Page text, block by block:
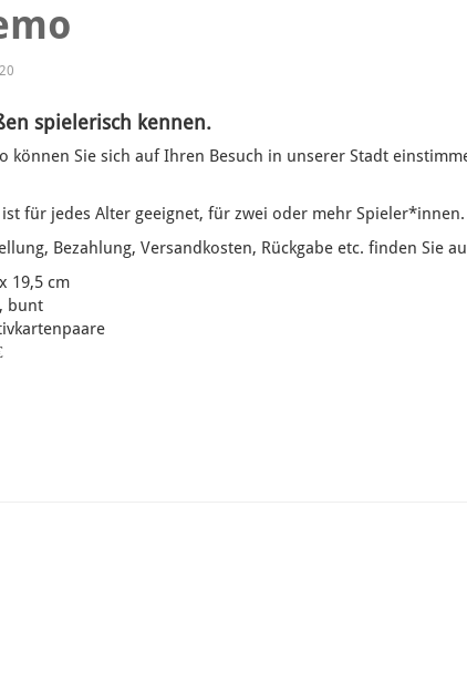
spielerisch kennen.
können Sie sich auf Ihren Besuch in unserer Stadt
ist für jedes Alter geeignet, für zwei oder mehr Spieler*innen.
Bezahlung, Versandkosten, Rückgabe etc. finden Sie
19,5 cm
bunt